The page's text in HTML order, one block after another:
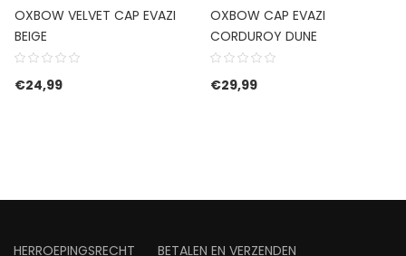
€59,99.
€41,99.
OXBOW VELVET CAP EVAZI
BEIGE
€24,99
OXBOW CAP EVAZI
CORDUROY DUNE
€29,99
HERROEPINGSRECHT BETALEN EN VERZENDEN